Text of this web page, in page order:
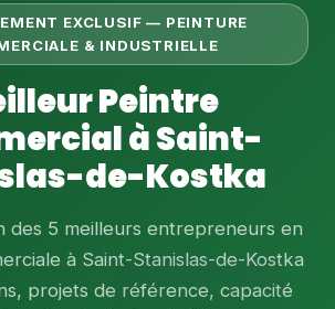
EXCLUSIF — PEINTURE
& INDUSTRIELLE
Peintre
à Saint-
de-Kostka
des 5 meilleurs entrepreneurs en
à Saint-Stanislas-de-Kostka
projets de référence, capacité